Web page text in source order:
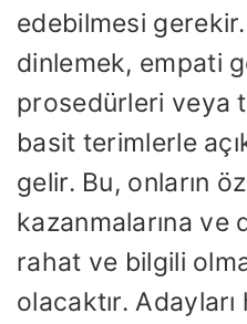
edebilmesi
dinlemek, empati
prosedürleri veya
basit terimlerle
gelir. Bu, onların
kazanmalarına ve
rahat ve bilgili
olacaktır. Adayları